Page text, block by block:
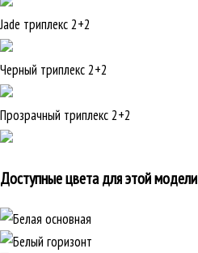
Jade триплекс 2+2
Черный триплекс 2+2
Прозрачный триплекс 2+2
Доступные цвета для этой модели